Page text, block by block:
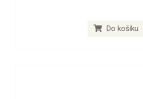
Do košíku